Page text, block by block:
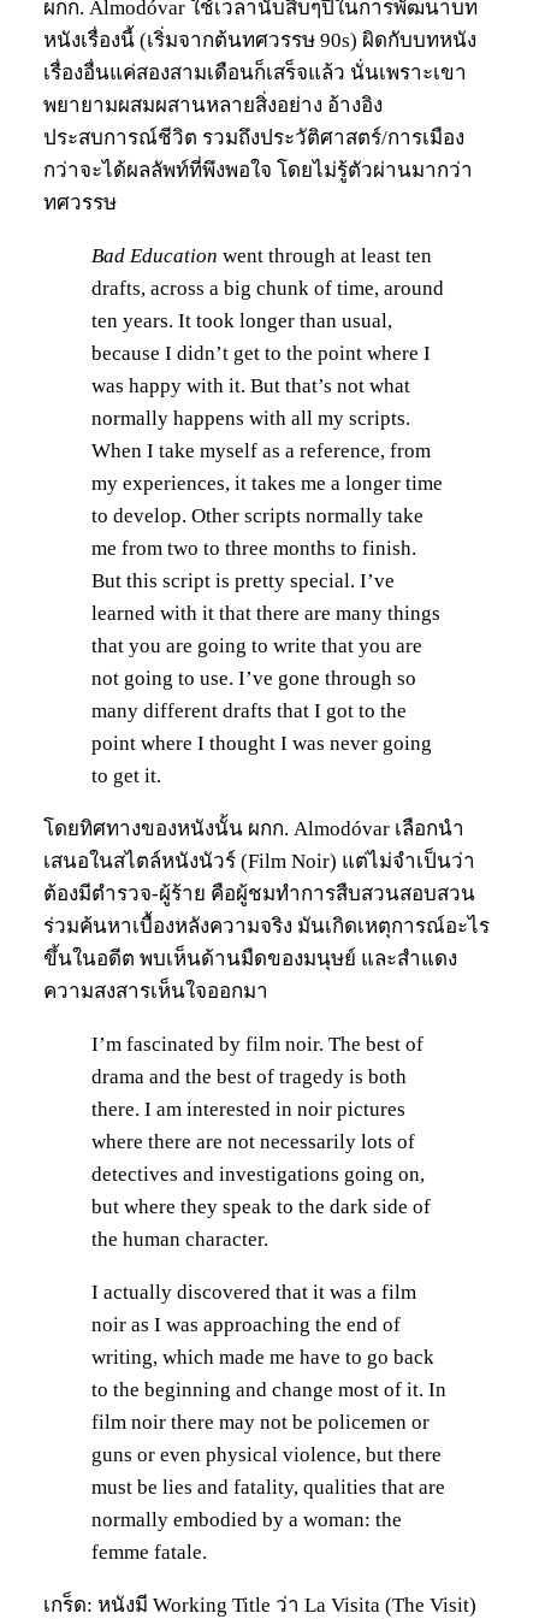
ผกก. Almodóvar ใช้เวลานับสิบๆปีในการพัฒนาบท
หนังเรื่องนี้ (เริ่มจากต้นทศวรรษ 90s) ผิดกับบทหนัง
เรื่องอื่นแค่สองสามเดือนก็เสร็จแล้ว นั่นเพราะเขา
พยายามผสมผสานหลายสิ่งอย่าง อ้างอิง
ประสบการณ์ชีวิต รวมถึงประวัติศาสตร์/การเมือง
กว่าจะได้ผลลัพท์ที่พึงพอใจ โดยไม่รู้ตัวผ่านมากว่า
ทศวรรษ
Bad Education went through at least ten
drafts, across a big chunk of time, around
ten years. It took longer than usual,
because I didn’t get to the point where I
was happy with it. But that’s not what
normally happens with all my scripts.
When I take myself as a reference, from
my experiences, it takes me a longer time
to develop. Other scripts normally take
me from two to three months to finish.
But this script is pretty special. I’ve
learned with it that there are many things
that you are going to write that you are
not going to use. I’ve gone through so
many different drafts that I got to the
point where I thought I was never going
to get it.
โดยทิศทางของหนังนั้น ผกก. Almodóvar เลือกนำ
เสนอในสไตล์หนังนัวร์ (Film Noir) แต่ไม่จำเป็นว่า
ต้องมีตำรวจ-ผู้ร้าย คือผู้ชมทำการสืบสวนสอบสวน
ร่วมค้นหาเบื้องหลังความจริง มันเกิดเหตุการณ์อะไร
ขึ้นในอดีต พบเห็นด้านมืดของมนุษย์ และสำแดง
ความสงสารเห็นใจออกมา
I’m fascinated by film noir. The best of
drama and the best of tragedy is both
there. I am interested in noir pictures
where there are not necessarily lots of
detectives and investigations going on,
but where they speak to the dark side of
the human character.
I actually discovered that it was a film
noir as I was approaching the end of
writing, which made me have to go back
to the beginning and change most of it. In
film noir there may not be policemen or
guns or even physical violence, but there
must be lies and fatality, qualities that are
normally embodied by a woman: the
femme fatale.
เกร็ด: หนังมี Working Title ว่า La Visita (The Visit)